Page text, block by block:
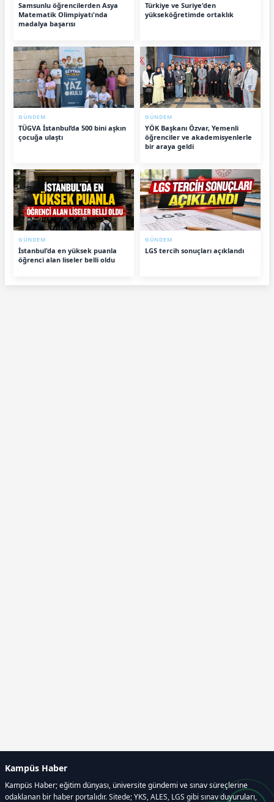
Samsunlu öğrencilerden Asya
Matematik Olimpiyatı'nda
madalya başarısı
Türkiye ve Suriye'den
yükseköğretimde ortaklık
GÜNDEM
TÜGVA İstanbul’da 500 bini aşkın
çocuğa ulaştı
GÜNDEM
YÖK Başkanı Özvar, Yemenli
öğrenciler ve akademisyenlerle
bir araya geldi
GÜNDEM
İstanbul'da en yüksek puanla
öğrenci alan liseler belli oldu
GÜNDEM
LGS tercih sonuçları açıklandı
Kampüs Haber
Kampüs Haber; eğitim dünyası, üniversite gündemi ve sınav süreçlerine
odaklanan bir haber portalıdır. Sitede; YKS, ALES, LGS gibi sınav duyuruları,